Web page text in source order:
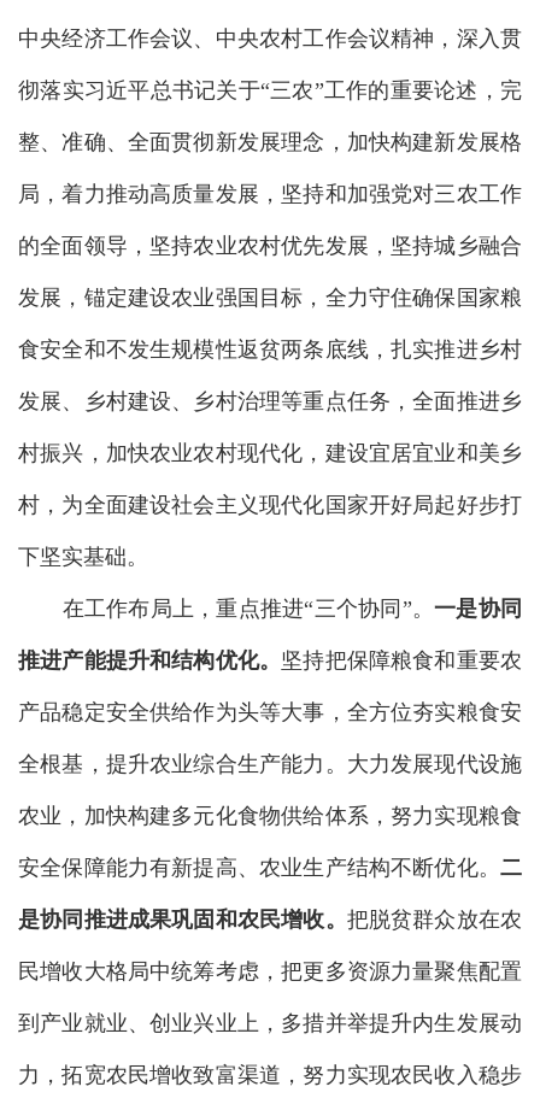
中央经济工作会议、中央农村工作会议精神，深入贯
彻落实习近平总书记关于“三农”工作的重要论述，完
整、准确、全面贯彻新发展理念，加快构建新发展格
局，着力推动高质量发展，坚持和加强党对三农工作
的全面领导，坚持农业农村优先发展，坚持城乡融合
发展，锚定建设农业强国目标，全力守住确保国家粮
食安全和不发生规模性返贫两条底线，扎实推进乡村
发展、乡村建设、乡村治理等重点任务，全面推进乡
村振兴，加快农业农村现代化，建设宜居宜业和美乡
村，为全面建设社会主义现代化国家开好局起好步打
下坚实基础。
在工作布局上，重点推进“三个协同”。一是协同
推进产能提升和结构优化。 坚持把保障粮食和重要农
产品稳定安全供给作为头等大事，全方位夯实粮食安
全根基，提升农业综合生产能力。大力发展现代设施
农业，加快构建多元化食物供给体系，努力实现粮食
安全保障能力有新提高、农业生产结构不断优化。 二
是协同推进成果巩固和农民增收。 把脱贫群众放在农
民增收大格局中统筹考虑，把更多资源力量聚焦配置
到产业就业、创业兴业上，多措并举提升内生发展动
力，拓宽农民增收致富渠道，努力实现农民收入稳步